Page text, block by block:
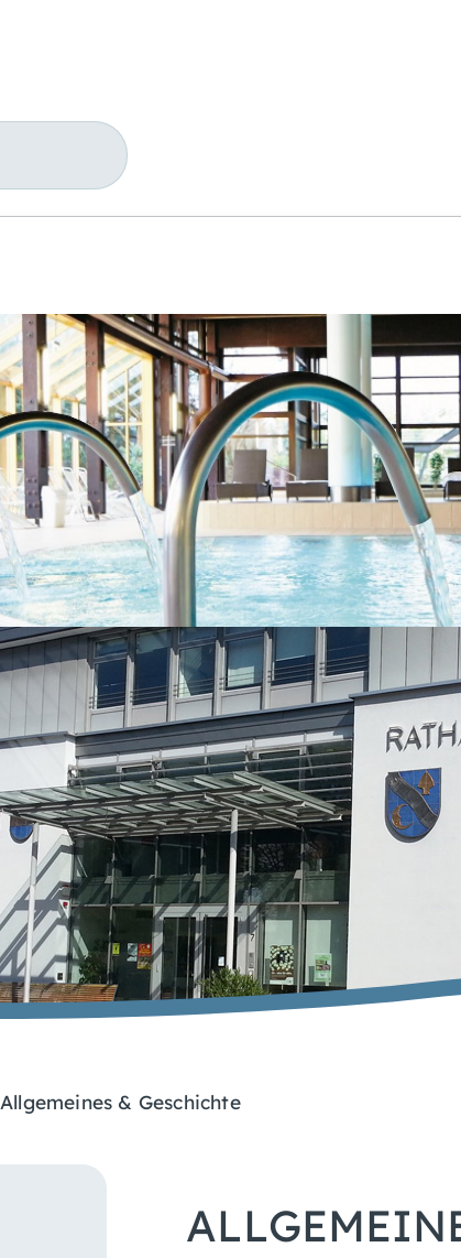
Allgemeines & Geschichte